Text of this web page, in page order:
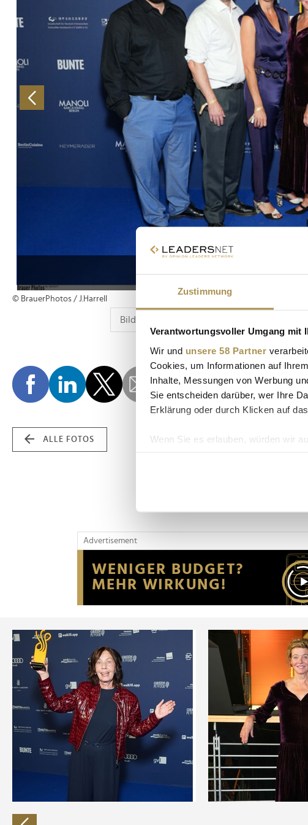
Zustimmung
Verantwortungsvoller Umgang mit
Wir und unsere 58 Partner
Cookies, um Informationen auf
Inhalte, Messungen von Werbung
Sie entscheiden darüber, wer Ihre
Erklärung oder durch Klicken auf
Wenn Sie es erlauben, würden wir
Erfahren Sie mehr darüber, wie
Wir verwenden Cookies, um Inhalte
Website an unsere Partner für
möglicherweise mit weiteren Daten
der Dienste gesammelt haben.
© BrauerPhotos / J.Harrell
ALLE FOTOS
Advertisement